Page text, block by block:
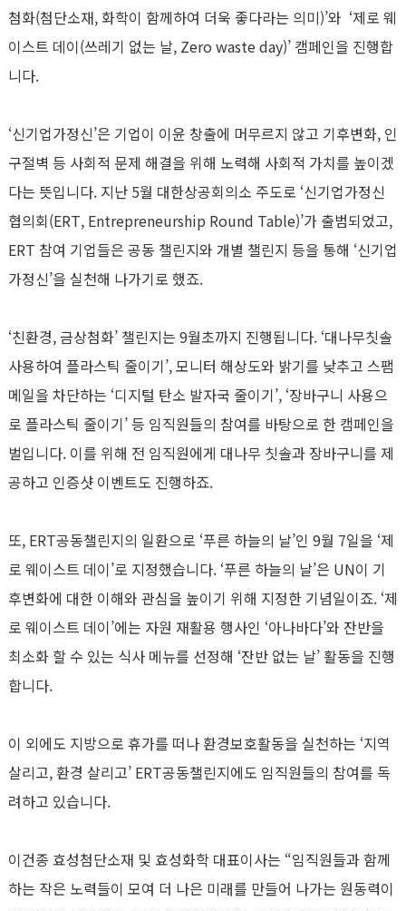
첨화(첨단소재, 화학이 함께하여 더욱 좋다라는 의미)’와 ‘제로 웨
이스트 데이(쓰레기 없는 날, Zero waste day)’ 캠페인을 진행합
니다.
‘신기업가정신’은 기업이 이윤 창출에 머무르지 않고 기후변화, 인
구절벽 등 사회적 문제 해결을 위해 노력해 사회적 가치를 높이겠
다는 뜻입니다. 지난 5월 대한상공회의소 주도로 ‘신기업가정신
협의회(ERT, Entrepreneurship Round Table)’가 출범되었고,
ERT 참여 기업들은 공동 챌린지와 개별 챌린지 등을 통해 ‘신기업
가정신’을 실천해 나가기로 했죠.
‘친환경, 금상첨화’ 챌린지는 9월초까지 진행됩니다. ‘대나무칫솔
사용하여 플라스틱 줄이기’, 모니터 해상도와 밝기를 낮추고 스팸
메일을 차단하는 ‘디지털 탄소 발자국 줄이기’, ‘장바구니 사용으
로 플라스틱 줄이기’ 등 임직원들의 참여를 바탕으로 한 캠페인을
벌입니다. 이를 위해 전 임직원에게 대나무 칫솔과 장바구니를 제
공하고 인증샷 이벤트도 진행하죠.
또, ERT공동챌린지의 일환으로 ‘푸른 하늘의 날’인 9월 7일을 ‘제
로 웨이스트 데이’로 지정했습니다. ‘푸른 하늘의 날’은 UN이 기
후변화에 대한 이해와 관심을 높이기 위해 지정한 기념일이죠. ‘제
로 웨이스트 데이’에는 자원 재활용 행사인 ‘아나바다’와 잔반을
최소화 할 수 있는 식사 메뉴를 선정해 ‘잔반 없는 날’ 활동을 진행
합니다.
이 외에도 지방으로 휴가를 떠나 환경보호활동을 실천하는 ‘지역
살리고, 환경 살리고’ ERT공동챌린지에도 임직원들의 참여를 독
려하고 있습니다.
이건종 효성첨단소재 및 효성화학 대표이사는 “임직원들과 함께
하는 작은 노력들이 모여 더 나은 미래를 만들어 나가는 원동력이